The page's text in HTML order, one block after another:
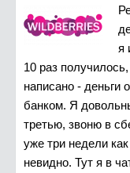
я
10 раз
написано - деньги
банком. Я
третью, звоню в
уже три недели
невидно. Тут я в